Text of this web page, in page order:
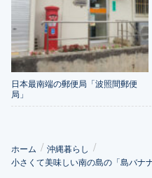
日本最南端の郵便局「波照間郵便
局」
ホーム
沖縄暮らし
小さくて美味しい南の島の「島バナ